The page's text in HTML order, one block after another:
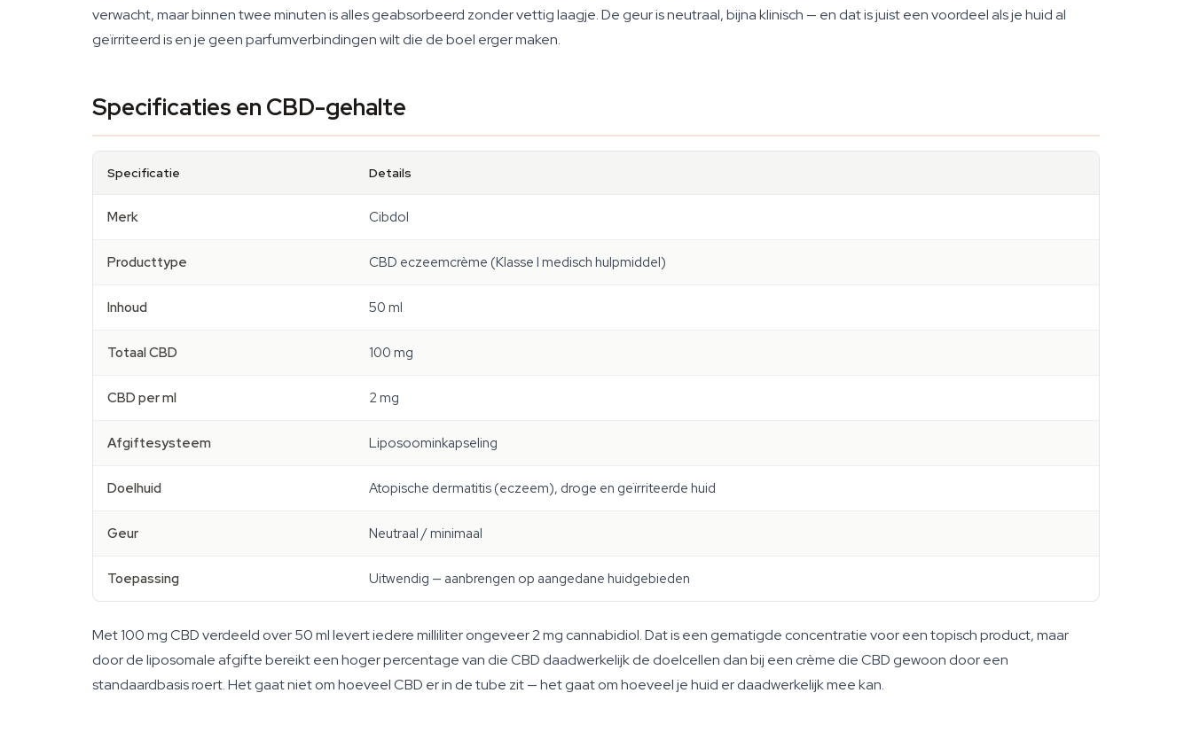
verwacht, maar binnen twee minuten is alles geabsorbeerd zonder vettig laagje. De geur is neutraal, bijna klinisch — en dat is juist een voordeel als je huid al
geïrriteerd is en je geen parfumverbindingen wilt die de boel erger maken.
Specificaties en CBD-gehalte
Specificatie Details
Merk Cibdol
Producttype CBD eczeemcrème (Klasse I medisch hulpmiddel)
Inhoud 50 ml
Totaal CBD 100 mg
CBD per ml 2 mg
Afgiftesysteem Liposoominkapseling
Doelhuid Atopische dermatitis (eczeem), droge en geïrriteerde huid
Geur Neutraal / minimaal
Toepassing Uitwendig — aanbrengen op aangedane huidgebieden
Met 100 mg CBD verdeeld over 50 ml levert iedere milliliter ongeveer 2 mg cannabidiol. Dat is een gematigde concentratie voor een topisch product, maar
door de liposomale afgifte bereikt een hoger percentage van die CBD daadwerkelijk de doelcellen dan bij een crème die CBD gewoon door een
standaardbasis roert. Het gaat niet om hoeveel CBD er in de tube zit — het gaat om hoeveel je huid er daadwerkelijk mee kan.